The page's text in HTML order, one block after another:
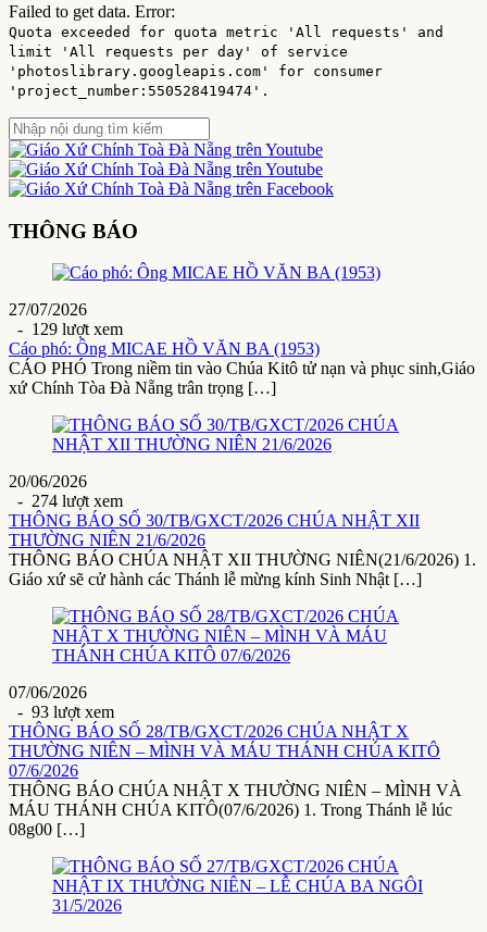
Failed to get data. Error:
Quota exceeded for quota metric 'All requests' and
limit 'All requests per day' of service
'photoslibrary.googleapis.com' for consumer
'project_number:550528419474'.
THÔNG BÁO
27/07/2026
- 129 lượt xem
Cáo phó: Ông MICAE HỒ VĂN BA (1953)
CÁO PHÓ Trong niềm tin vào Chúa Kitô tử nạn và phục sinh,Giáo
xứ Chính Tòa Đà Nẵng trân trọng […]
20/06/2026
- 274 lượt xem
THÔNG BÁO SỐ 30/TB/GXCT/2026 CHÚA NHẬT XII
THƯỜNG NIÊN 21/6/2026
THÔNG BÁO CHÚA NHẬT XII THƯỜNG NIÊN(21/6/2026) 1.
Giáo xứ sẽ cử hành các Thánh lễ mừng kính Sinh Nhật […]
07/06/2026
- 93 lượt xem
THÔNG BÁO SỐ 28/TB/GXCT/2026 CHÚA NHẬT X
THƯỜNG NIÊN – MÌNH VÀ MÁU THÁNH CHÚA KITÔ
07/6/2026
THÔNG BÁO CHÚA NHẬT X THƯỜNG NIÊN – MÌNH VÀ
MÁU THÁNH CHÚA KITÔ(07/6/2026) 1. Trong Thánh lễ lúc
08g00 […]